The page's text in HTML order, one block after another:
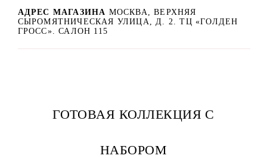
АДРЕС МАГАЗИНА МОСКВА, ВЕРХНЯЯ
СЫРОМЯТНИЧЕСКАЯ УЛИЦА, Д. 2. ТЦ «ГОЛДЕН
ГРОСС». САЛОН 115
ГОТОВАЯ КОЛЛЕКЦИЯ С
НАБОРОМ